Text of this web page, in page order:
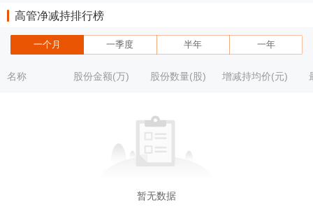
高管净减持排行榜
一个月 一季度 半年 一年
名称 股份金额(万) 股份数量(股) 增减持均价(元)
暂无数据